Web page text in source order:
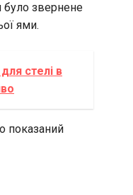
було звернене
ями.
стелі в
показаний